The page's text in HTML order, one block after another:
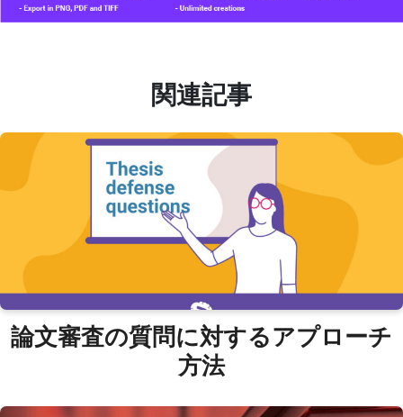
関連記事
論文審査の質問に対するアプローチ
方法